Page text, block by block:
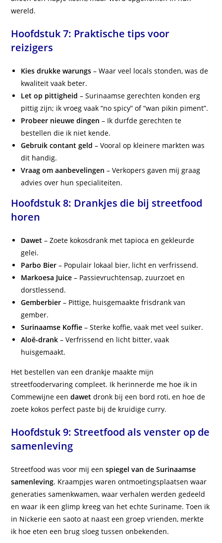
wereld.
Hoofdstuk 7: Praktische tips voor
reizigers
Kies drukke warungs – Waar veel locals stonden, was de
kwaliteit vaak beter.
Let op pittigheid – Surinaamse gerechten konden erg
pittig zijn; ik vroeg vaak “no spicy” of “wan pikin piment”.
Probeer nieuwe dingen – Ik durfde gerechten te
bestellen die ik niet kende.
Gebruik contant geld – Vooral op kleinere markten was
dit handig.
Vraag om aanbevelingen – Verkopers gaven mij graag
advies over hun specialiteiten.
Hoofdstuk 8: Drankjes die bij streetfood
horen
Dawet – Zoete kokosdrank met tapioca en gekleurde
gelei.
Parbo Bier – Populair lokaal bier, licht en verfrissend.
Markoesa Juice – Passievruchtensap, zuurzoet en
dorstlessend.
Gemberbier – Pittige, huisgemaakte frisdrank van
gember.
Surinaamse Koffie – Sterke koffie, vaak met veel suiker.
Aloë-drank – Verfrissend en licht bitter, vaak
huisgemaakt.
Het bestellen van een drankje maakte mijn
streetfoodervaring compleet. Ik herinnerde me hoe ik in
Commewijne eendawet dronk bij een bord roti, en hoe de
zoete kokos perfect paste bij de kruidige curry.
Hoofdstuk 9: Streetfood als venster op de
samenleving
Streetfood was voor mij eenspiegel van de Surinaamse
samenleving. Kraampjes waren ontmoetingsplaatsen waar
generaties samenkwamen, waar verhalen werden gedeeld
en waar ik een glimp kreeg van het echte Suriname. Toen ik
in Nickerie een saoto at naast een groep vrienden, merkte
ik hoe eten een brug sloeg tussen onbekenden.